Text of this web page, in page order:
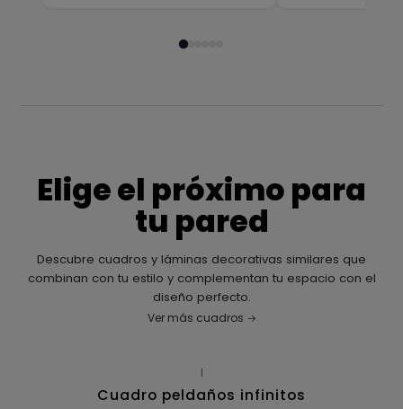
Elige el próximo para
tu pared
Descubre cuadros y láminas decorativas similares que
combinan con tu estilo y complementan tu espacio con el
diseño perfecto.
Ver más cuadros
|
Cuadro peldaños infinitos